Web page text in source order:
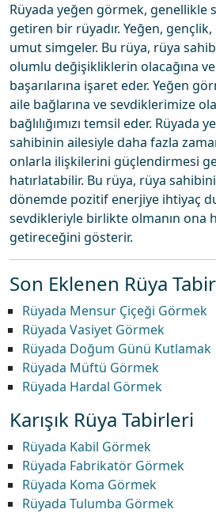
Rüyada yeğen görmek, genellikle
getiren bir rüyadır. Yeğen, gençlik,
umut simgeler. Bu rüya, rüya
olumlu değişikliklerin olacağına
başarılarına işaret eder. Yeğen
aile bağlarına ve sevdiklerimize
bağlılığımızı temsil eder. Rüyada
sahibinin ailesiyle daha fazla
onlarla ilişkilerini güçlendirmesi
hatırlatabilir. Bu rüya, rüya
dönemde pozitif enerjiye ihtiyaç
sevdikleriyle birlikte olmanın ona
getireceğini gösterir.
Son Eklenen Rüya
Rüyada Mensur Çiçeği Görmek
Rüyada Vasiyet Görmek
Rüyada Doğum Günü Kutlamak
Rüyada Müftü Görmek
Rüyada Hardal Görmek
Karışık Rüya Tabirleri
Rüyada Kabil Görmek
Rüyada Fabrikatör Görmek
Rüyada Koma Görmek
Rüyada Tulumba Görmek